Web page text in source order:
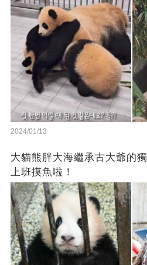
2024/01/13
大貓熊胖大海繼承古大爺的
上班摸魚啦！